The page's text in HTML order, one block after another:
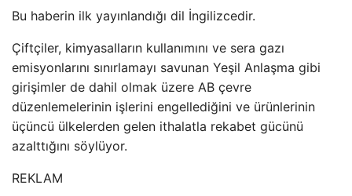
Bu haberin ilk yayınlandığı dil İngilizcedir.
Çiftçiler, kimyasalların kullanımını ve sera gazı
emisyonlarını sınırlamayı savunan Yeşil Anlaşma gibi
girişimler de dahil olmak üzere AB çevre
düzenlemelerinin işlerini engellediğini ve ürünlerinin
üçüncü ülkelerden gelen ithalatla rekabet gücünü
azalttığını söylüyor.
REKLAM